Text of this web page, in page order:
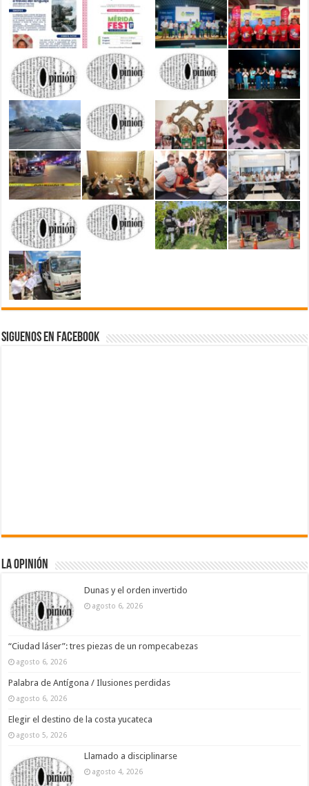
Siguenos en Facebook
La Opinión
Dunas y el orden invertido
agosto 6, 2026
“Ciudad láser”: tres piezas de un rompecabezas
agosto 6, 2026
Palabra de Antígona / Ilusiones perdidas
agosto 6, 2026
Elegir el destino de la costa yucateca
agosto 5, 2026
Llamado a disciplinarse
agosto 4, 2026